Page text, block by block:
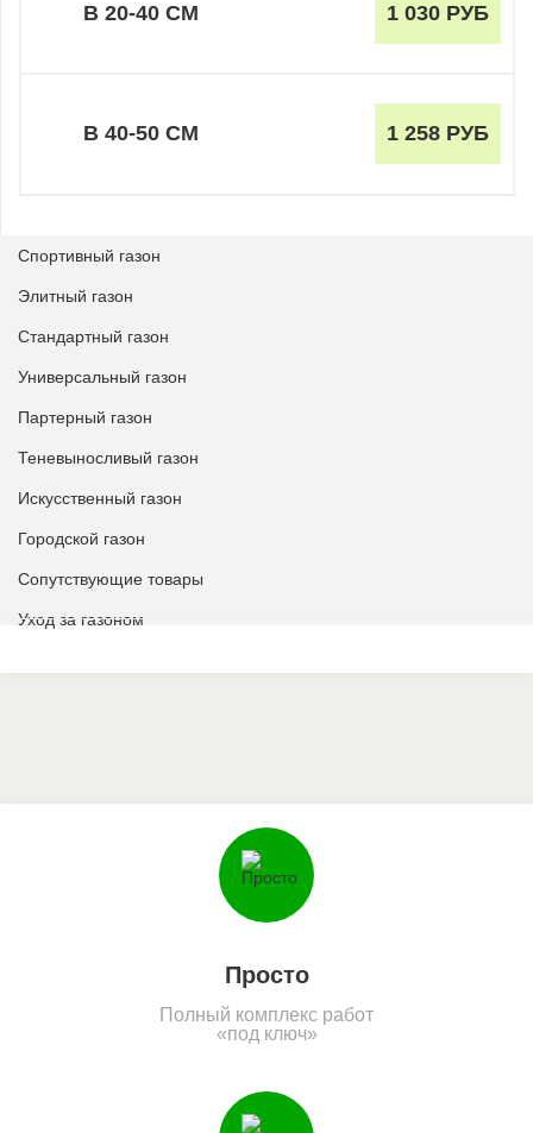
Спортивный газон
Элитный газон
Стандартный газон
Универсальный газон
Партерный газон
Теневыносливый газон
Искусственный газон
Городской газон
Сопутствующие товары
Уход за газоном
В 20-40 СМ 1 030 РУБ
В 40-50 СМ 1 258 РУБ
Просто
Полный комплекс работ
«под ключ»